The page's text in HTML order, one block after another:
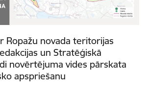
Ropažu novada teritorijas
un Stratēģiskā
novērtējuma vides pārskata
apspriešanu